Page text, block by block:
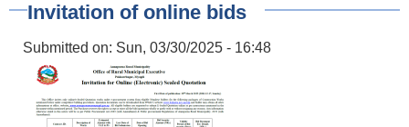
Invitation of online bids
Submitted on: Sun, 03/30/2025 - 16:48